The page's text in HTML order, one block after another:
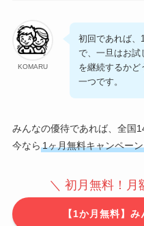
KOMARU
初回であれば、
で、一旦はお試
を継続するかど
一つです。
みんなの優待であれば、全国
今なら 1ヶ月無料キャンペー
＼ 初月無料！月
【1か月無料】